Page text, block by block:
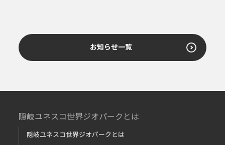
お知らせ一覧
隠岐ユネスコ世界ジオパークとは
隠岐ユネスコ世界ジオパークとは